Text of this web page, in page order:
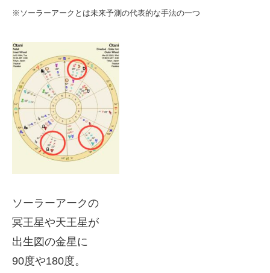
※ソーラーアークとは未来予測の代表的な手法の一つ
ソーラーアークの
冥王星や天王星が
出生図の金星に
90度や180度。